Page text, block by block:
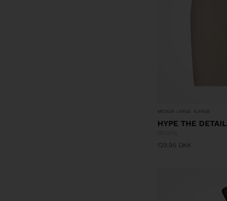
MEDIUM LARGE XLARGE
HYPE THE DETAIL
129,95 DKK